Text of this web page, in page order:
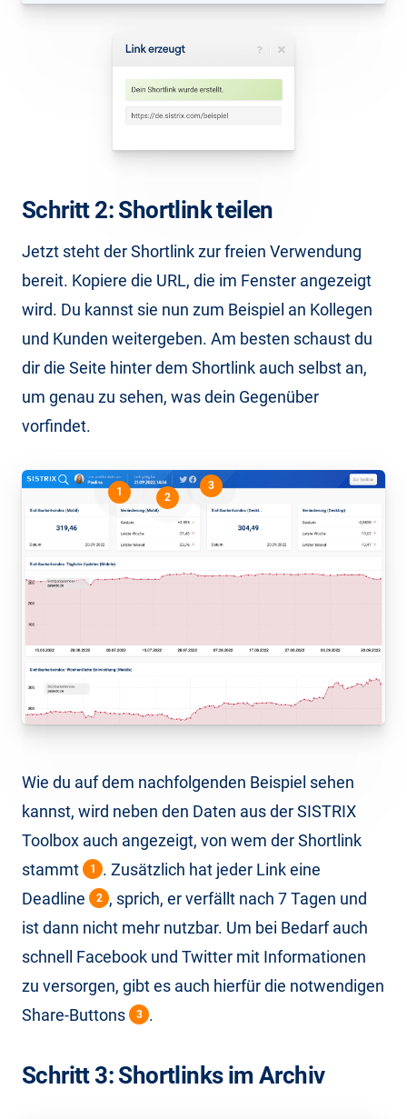
Schritt 2: Shortlink teilen
Jetzt steht der Shortlink zur freien Verwendung
bereit. Kopiere die URL, die im Fenster angezeigt
wird. Du kannst sie nun zum Beispiel an Kollegen
und Kunden weitergeben. Am besten schaust du
dir die Seite hinter dem Shortlink auch selbst an,
um genau zu sehen, was dein Gegenüber
vorfindet.
1 2
3
Wie du auf dem nachfolgenden Beispiel sehen
kannst, wird neben den Daten aus der SISTRIX
Toolbox auch angezeigt, von wem der Shortlink
stammt
1
. Zusätzlich hat jeder Link eine
Deadline
2
, sprich, er verfällt nach 7 Tagen und
ist dann nicht mehr nutzbar. Um bei Bedarf auch
schnell Facebook und Twitter mit Informationen
zu versorgen, gibt es auch hierfür die notwendigen
Share-Buttons
3 .
Schritt 3: Shortlinks im Archiv